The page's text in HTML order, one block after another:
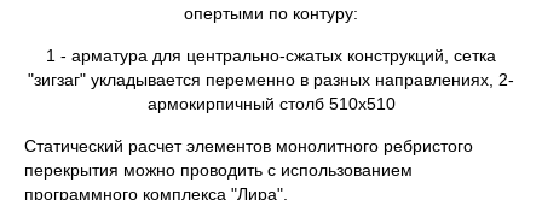
опертыми по контуру:
1 - арматура для центрально-сжатых конструкций, сетка
"зигзаг" укладывается переменно в разных направлениях, 2-
армокирпичный столб 510x510
Статический расчет элементов монолитного ребристого
перекрытия можно проводить с использованием
программного комплекса "Лира".